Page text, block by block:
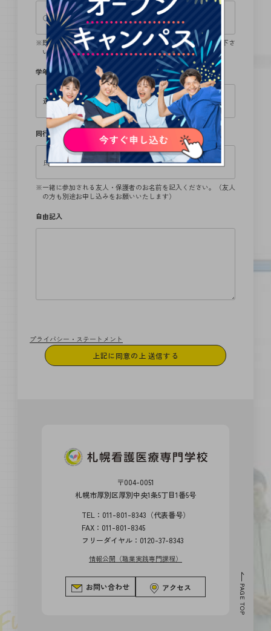
既卒の方は卒業学校、留学生の方は、日本語学校名をご記入下さ
い。
学年 必須
同行者
一緒に参加される友人・保護者のお名前を記入ください。（友人
の方も別途お申し込みをお願いいたします）
自由記入
プライバシー・ステートメント
〒004-0051
札幌市厚別区厚別中央1条5丁目1番5号
TEL：011-801-8343（代表番号）
FAX：011-801-8345
フリーダイヤル：0120-37-8343
情報公開（職業実践専門課程）
お問い合わせ アクセス PAGE TOP